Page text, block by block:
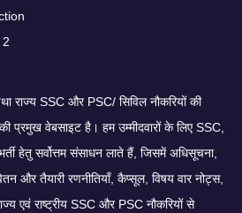
राज्य SSC और PSC/ सिविल नौकरियों की
की प्रमुख वेबसाइट है। हम उम्मीदवारों के लिए SSC,
हेतु सर्वोत्तम संसाधन लाते हैं, जिसमें अधिसूचना,
और तैयारी रणनीतियाँ, कैप्सूल, विषय वार नोट्स,
एवं राष्ट्रीय SSC और PSC नौकरियों से